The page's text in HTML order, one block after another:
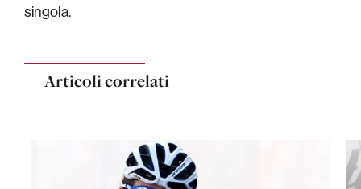
singola.
Articoli correlati